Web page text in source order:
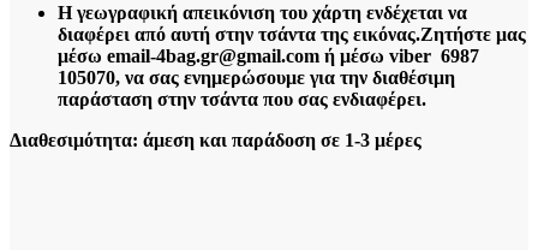
Η γεωγραφική απεικόνιση του χάρτη ενδέχεται να
διαφέρει από αυτή στην τσάντα της εικόνας.Ζητήστε μας
μέσω email-4bag.gr@gmail.com ή μέσω viber 6987
105070, να σας ενημερώσουμε για την διαθέσιμη
παράσταση στην τσάντα που σας ενδιαφέρει.
Διαθεσιμότητα: άμεση και παράδοση σε 1-3 μέρες